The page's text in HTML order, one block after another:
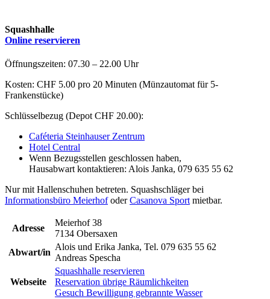
Squashhalle
Online reservieren
Öffnungszeiten: 07.30 – 22.00 Uhr
Kosten: CHF 5.00 pro 20 Minuten (Münzautomat für 5-
Frankenstücke)
Schlüsselbezug (Depot CHF 20.00):
Caféteria Steinhauser Zentrum
Hotel Central
Wenn Bezugsstellen geschlossen haben,
Hausabwart kontaktieren: Alois Janka, 079 635 55 62
Nur mit Hallenschuhen betreten. Squashschläger bei
Informationsbüro MeierhofoderCasanova Sport mietbar.
Adresse
Meierhof 38
7134 Obersaxen
Abwart/in
Alois und Erika Janka, Tel. 079 635 55 62
Andreas Spescha
Webseite
Squashhalle reservieren
Reservation übrige Räumlichkeiten
Gesuch Bewilligung gebrannte Wasser